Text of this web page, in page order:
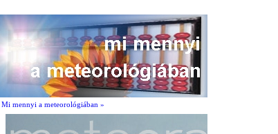
Mi mennyi a meteorológiában »